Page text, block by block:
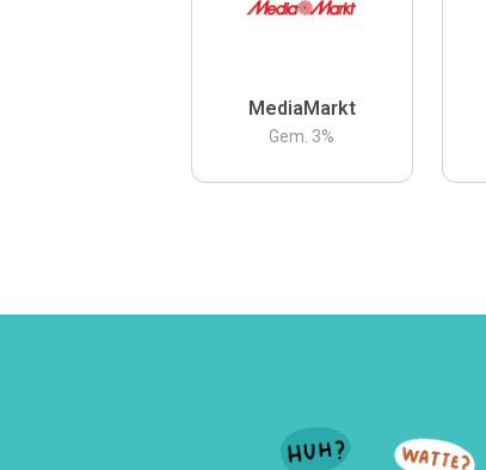
MediaMarkt
Gem. 3%